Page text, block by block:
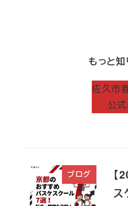
もっと
佐久市
公
ブログ
【
ス